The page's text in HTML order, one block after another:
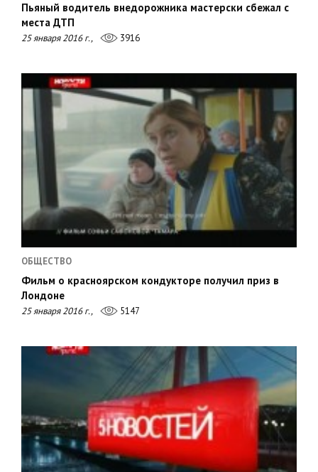
Пьяный водитель внедорожника мастерски сбежал с
места ДТП
25 января 2016 г., 3916
ОБЩЕСТВО
Фильм о красноярском кондукторе получил приз в
Лондоне
25 января 2016 г., 5147